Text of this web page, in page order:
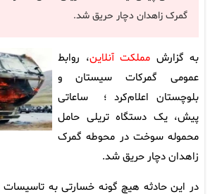
گمرک زاهدان دچار حریق شد.
به گزارش مملکت آنلاین، روابط
عمومی گمرکات سیستان و
بلوچستان اعلام‌کرد ؛ ساعاتی
پیش، یک دستگاه تریلی حامل
محموله سوخت در محوطه گمرک
زاهدان دچار حریق شد.
در این حادثه هیچ گونه خسارتی به تاسیسات